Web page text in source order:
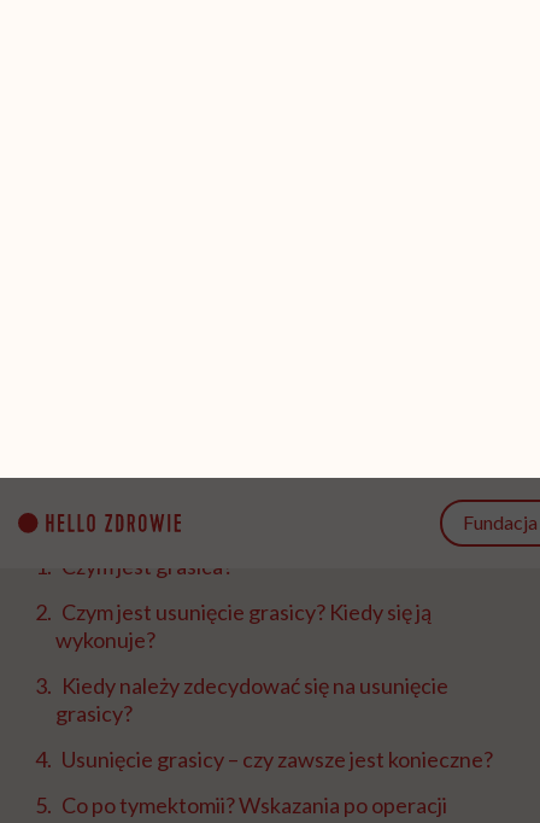
Czym jest grasica?
Czym jest usunięcie grasicy? Kiedy się ją
wykonuje?
Kiedy należy zdecydować się na usunięcie
grasicy?
Usunięcie grasicy – czy zawsze jest konieczne?
Co po tymektomii? Wskazania po operacji